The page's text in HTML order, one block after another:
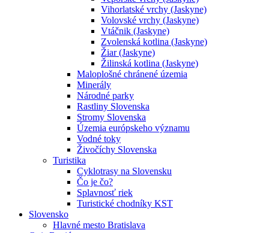
Vihorlatské vrchy (Jaskyne)
Volovské vrchy (Jaskyne)
Vtáčnik (Jaskyne)
Zvolenská kotlina (Jaskyne)
Žiar (Jaskyne)
Žilinská kotlina (Jaskyne)
Maloplošné chránené územia
Minerály
Národné parky
Rastliny Slovenska
Stromy Slovenska
Územia európskeho významu
Vodné toky
Živočíchy Slovenska
Turistika
Cyklotrasy na Slovensku
Čo je čo?
Splavnosť riek
Turistické chodníky KST
Slovensko
Hlavné mesto Bratislava